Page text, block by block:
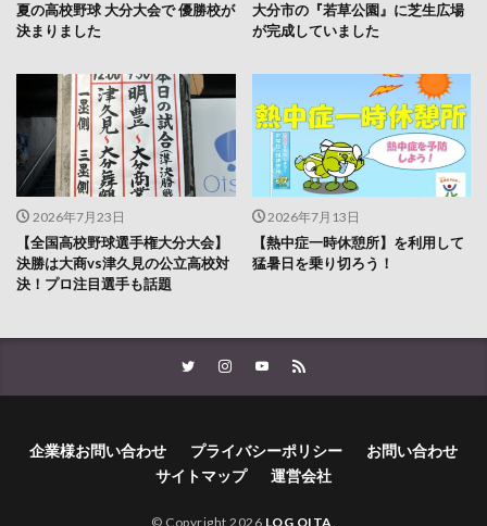
2026年7月23日
【全国高校野球選手権大分大会】
決勝は大商vs津久見の公立高校対
決！プロ注目選手も話題
2026年7月13日
【熱中症一時休憩所】を利用して
猛暑日を乗り切ろう！
© Copyright 2026 LOG OITA